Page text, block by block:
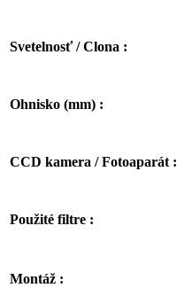
Svetelnosť / Clona :
Ohnisko (mm) :
CCD kamera / Fotoaparát :
Použité filtre :
Montáž :